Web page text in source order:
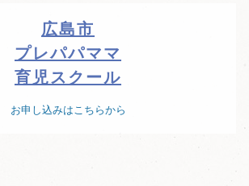
広島市
プレパパママ
育児スクール
お申し込みはこちらから